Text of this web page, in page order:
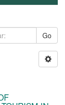
Go